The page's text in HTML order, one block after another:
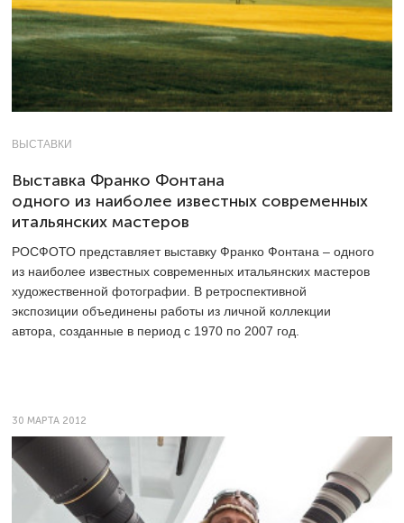
ВЫСТАВКИ
Выставка Франко Фонтана
одного из наиболее известных современных
итальянских мастеров
РОСФОТО представляет выставку Франко Фонтана – одного
из наиболее известных современных итальянских мастеров
художественной фотографии. В ретроспективной
экспозиции объединены работы из личной коллекции
автора, созданные в период с 1970 по 2007 год.
30 МАРТА 2012